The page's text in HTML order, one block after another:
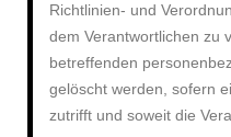
Richtlinien- und
dem Verantwortlichen zu
betreffenden
gelöscht werden, sofern
zutrifft und soweit die